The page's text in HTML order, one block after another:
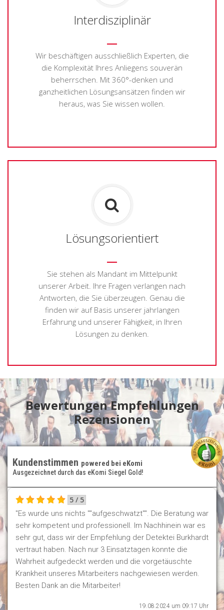
Interdisziplinär
Wir beschäftigen ausschließlich Experten, die
die Komplexität Ihres Anliegens souverän
beherrschen. Mit 360°-denken und
ganzheitlichen Lösungsansätzen finden wir
heraus, was Sie wissen wollen.
Lösungsorientiert
Sie stehen als Mandant im Mittelpunkt
unserer Arbeit. Ihre Fragen verlangen nach
Antworten, die Sie überzeugen. Genau die
finden wir auf Basis unserer jahrlangen
Erfahrung und unserer Fähigkeit, in Ihren
Lösungen zu denken.
BewertungenEmpfehlungen
Rezensionen
Kundenstimmen powered bei eKomi
Ausgezeichnet durch das eKomi Siegel Gold!
5 / 5
"Es wurde uns nichts ""aufgeschwatzt"". Die Beratung war
sehr kompetent und professionell. Im Nachhinein war es
sehr gut, dass wir der Empfehlung der Detektei Burkhardt
vertraut haben. Nach nur 3 Einsatztagen konnte die
Wahrheit aufgedeckt werden und die vorgetäuschte
Krankheit unseres Mitarbeiters nachgewiesen werden.
Besten Dank an die Mitarbeiter!
19.08.2024 um 09:17 Uhr